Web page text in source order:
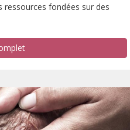
ressources fondées sur des